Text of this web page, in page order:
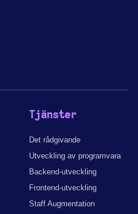
Tjänster
Det rådgivande
Utveckling av programvara
Backend-utveckling
Frontend-utveckling
Staff Augmentation